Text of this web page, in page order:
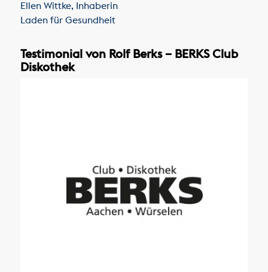
Ellen Wittke, Inhaberin
Laden für Gesundheit
Testimonial von Rolf Berks – BERKS Club
Diskothek